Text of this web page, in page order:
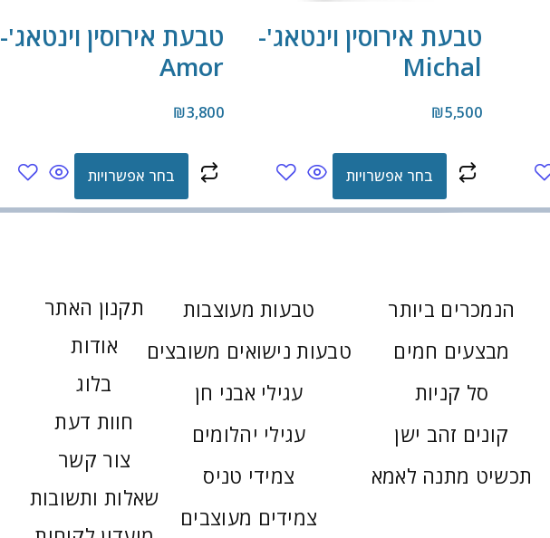
טבעת אירוסין וינטאג'-
Michal
₪5,500
בחר אפשרויות
טבעת אירוסין וינטאג'-
Amor
₪3,800
בחר אפשרויות
הנמכרים ביותר
מבצעים חמים
סל קניות
קונים זהב ישן
תכשיט מתנה לאמא
טבעות מעוצבות
טבעות נישואים משובצים
עגילי אבני חן
עגילי יהלומים
צמידי טניס
צמידים מעוצבים
תקנון האתר
אודות
בלוג
חוות דעת
צור קשר
שאלות ותשובות